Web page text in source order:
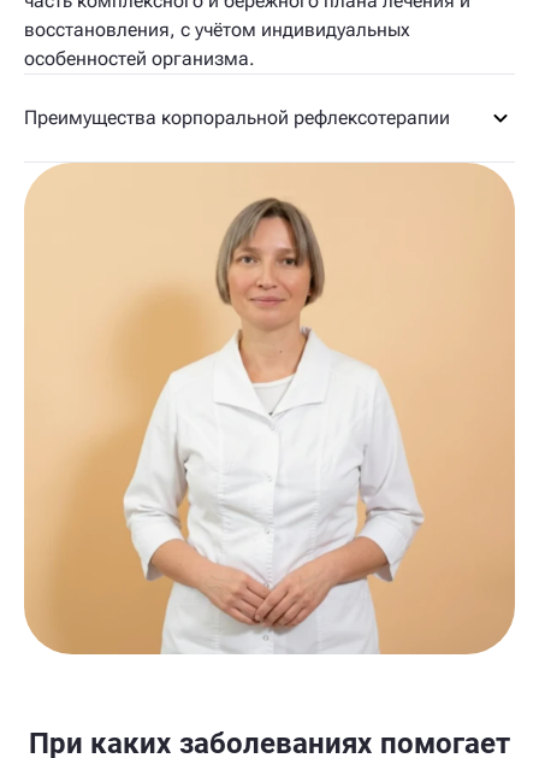
восстановления, с учётом индивидуальных
особенностей организма.
Преимущества корпоральной рефлексотерапии
При каких заболеваниях помогает